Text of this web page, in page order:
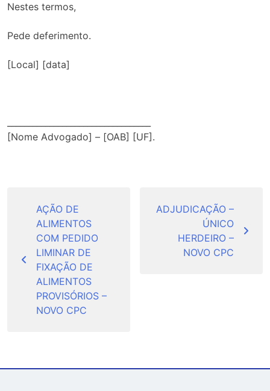
Nestes termos,
Pede deferimento.
[Local] [data]
[Nome Advogado] – [OAB] [UF].
Post
AÇÃO DE
ALIMENTOS
COM PEDIDO
LIMINAR DE
FIXAÇÃO DE
ALIMENTOS
PROVISÓRIOS –
NOVO CPC
ADJUDICAÇÃO –
ÚNICO
HERDEIRO –
NOVO CPC